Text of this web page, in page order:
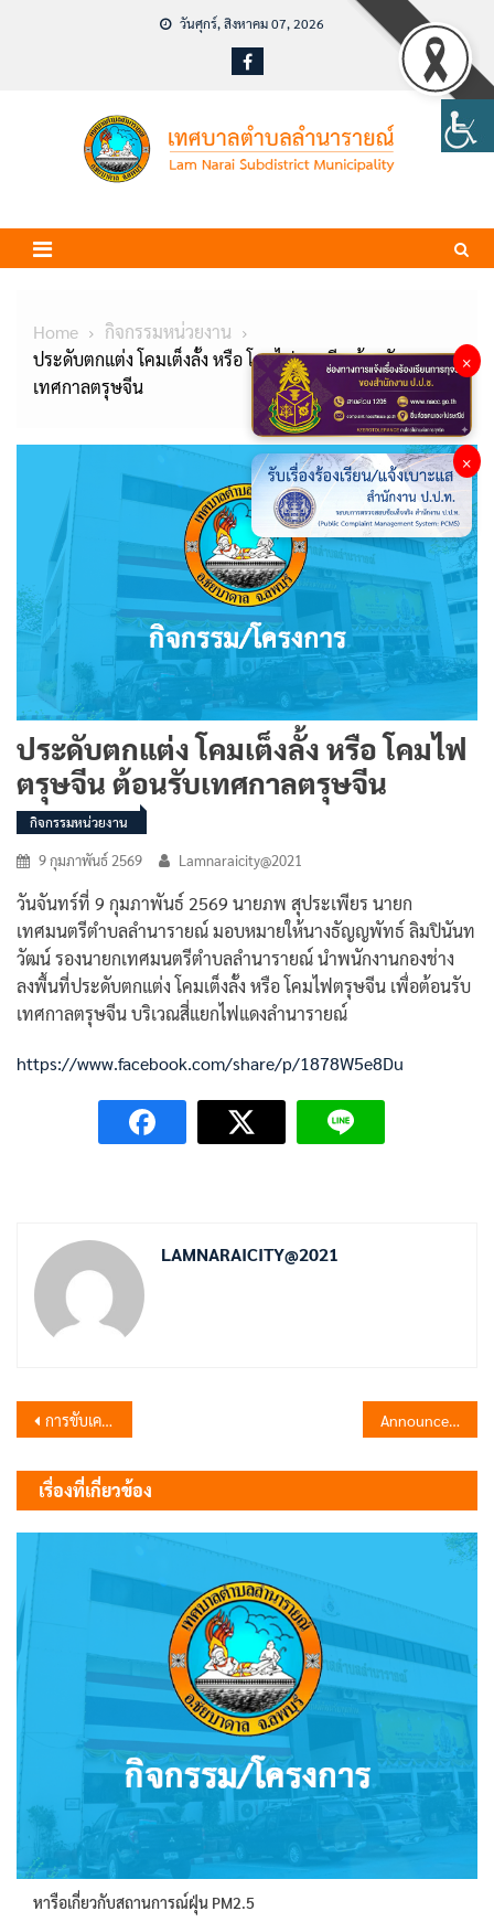
วันศุกร์, สิงหาคม 07, 2026
Home
กิจกรรมหน่วยงาน
ประดับตกแต่ง โคมเต็งลั้ง หรือ โคมไฟตรุษจีน ต้อนรับ
เทศกาลตรุษจีน
ประดับตกแต่ง โคมเต็งลั้ง หรือ โคมไฟ
ตรุษจีน ต้อนรับเทศกาลตรุษจีน
กิจกรรมหน่วยงาน
9 กุมภาพันธ์ 2569 Lamnaraicity@2021
วันจันทร์ที่ 9 กุมภาพันธ์ 2569 นายภพ สุประเพียร นายก
เทศมนตรีตำบลลำนารายณ์ มอบหมายให้นางธัญญพัทธ์ ลิมปินันท
วัฒน์ รองนายกเทศมนตรีตำบลลำนารายณ์ นำพนักงานกองช่าง
ลงพื้นที่ประดับตกแต่ง โคมเต็งลั้ง หรือ โคมไฟตรุษจีน เพื่อต้อนรับ
เทศกาลตรุษจีน บริเวณสี่แยกไฟแดงลำนารายณ์
https://www.facebook.com/share/p/1878W5e8Du
LAMNARAICITY@2021
แนะแนว
เรื่อง
การขับเคลื่อนแผนปฏิบัติการเชิงกลยุทธ์แนวใหม่ RE-X-RAYโครงการถังขยะเปียก ลดโลกร้อน ตามนโยบายกระทรวงมหาดไทย Announcement of Lamnarai Subdistruct Municipality Subject : Policy of not accepting neither gifts nor profits from performing duties (No Gift Policy) Fiscal year 2026
เรื่องที่เกี่ยวข้อง
หารือเกี่ยวกับสถานการณ์ฝุ่น PM2.5
×
×